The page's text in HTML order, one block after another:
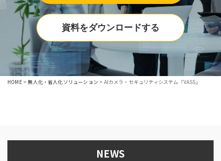
HOME>無人化・省人化ソリューション > AIカメラ・セキュリティシステム「VASS」
資料をダウンロードする
NEWS